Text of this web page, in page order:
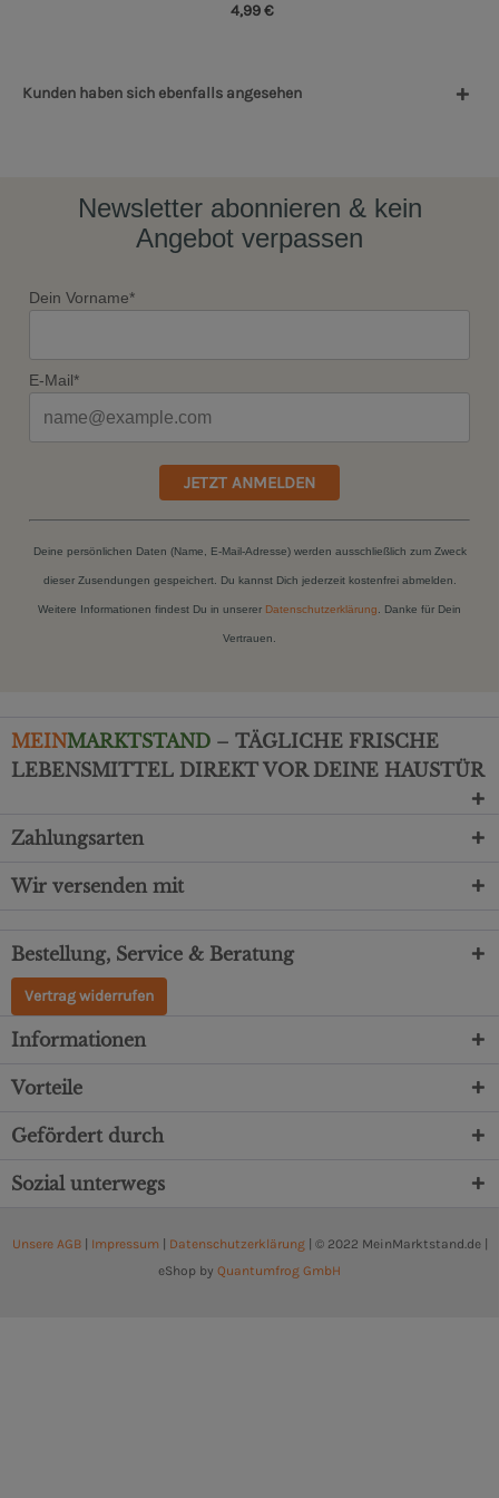
4,99 €
Kunden haben sich ebenfalls angesehen
Newsletter abonnieren & kein
Angebot verpassen
Dein Vorname*
E-Mail*
JETZT ANMELDEN
Deine persönlichen Daten (Name, E-Mail-Adresse) werden ausschließlich zum Zweck
dieser Zusendungen gespeichert. Du kannst Dich jederzeit kostenfrei abmelden.
Weitere Informationen findest Du in unserer Datenschutzerklärung . Danke für Dein
Vertrauen.
MEINMARKTSTAND – TÄGLICHE FRISCHE
LEBENSMITTEL DIREKT VOR DEINE HAUSTÜR
Zahlungsarten
Wir versenden mit
Bestellung, Service & Beratung
Vertrag widerrufen
Informationen
Vorteile
Gefördert durch
Sozial unterwegs
Unsere AGB| Impressum Datenschutzerklärung| © 2022 MeinMarktstand.de |
eShop by Quantumfrog GmbH